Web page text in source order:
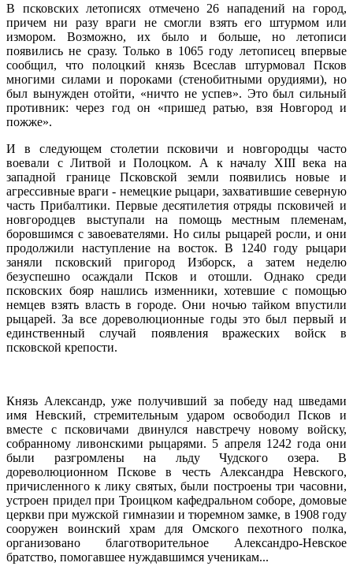
В псковских летописях отмечено 26 нападений на город,
причем ни разу враги не смогли взять его штурмом или
измором. Возможно, их было и больше, но летописи
появились не сразу. Только в 1065 году летописец впервые
сообщил, что полоцкий князь Всеслав штурмовал Псков
многими силами и пороками (стенобитными орудиями), но
был вынужден отойти, «ничто не успев». Это был сильный
противник: через год он «пришед ратью, взя Новгород и
пожже».
И в следующем столетии псковичи и новгородцы часто
воевали с Литвой и Полоцком. А к началу ХIII века на
западной границе Псковской земли появились новые и
агрессивные враги - немецкие рыцари, захватившие северную
часть Прибалтики. Первые десятилетия отряды псковичей и
новгородцев выступали на помощь местным племенам,
боровшимся с завоевателями. Но силы рыцарей росли, и они
продолжили наступление на восток. В 1240 году рыцари
заняли псковский пригород Изборск, а затем неделю
безуспешно осаждали Псков и отошли. Однако среди
псковских бояр нашлись изменники, хотевшие с помощью
немцев взять власть в городе. Они ночью тайком впустили
рыцарей. За все дореволюционные годы это был первый и
единственный случай появления вражеских войск в
псковской крепости.
Князь Александр, уже получивший за победу над шведами
имя Невский, стремительным ударом освободил Псков и
вместе с псковичами двинулся навстречу новому войску,
собранному ливонскими рыцарями. 5 апреля 1242 года они
были разгромлены на льду Чудского озера. В
дореволюционном Пскове в честь Александра Невского,
причисленного к лику святых, были построены три часовни,
устроен придел при Троицком кафедральном соборе, домовые
церкви при мужской гимназии и тюремном замке, в 1908 году
сооружен воинский храм для Омского пехотного полка,
организовано благотворительное Александро-Невское
братство, помогавшее нуждавшимся ученикам...